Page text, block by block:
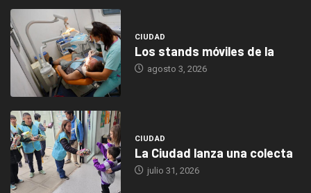
CIUDAD
Los stands móviles de la
agosto 3, 2026
CIUDAD
La Ciudad lanza una colecta
julio 31, 2026